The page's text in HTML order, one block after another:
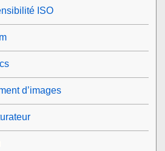
ISO
d’images